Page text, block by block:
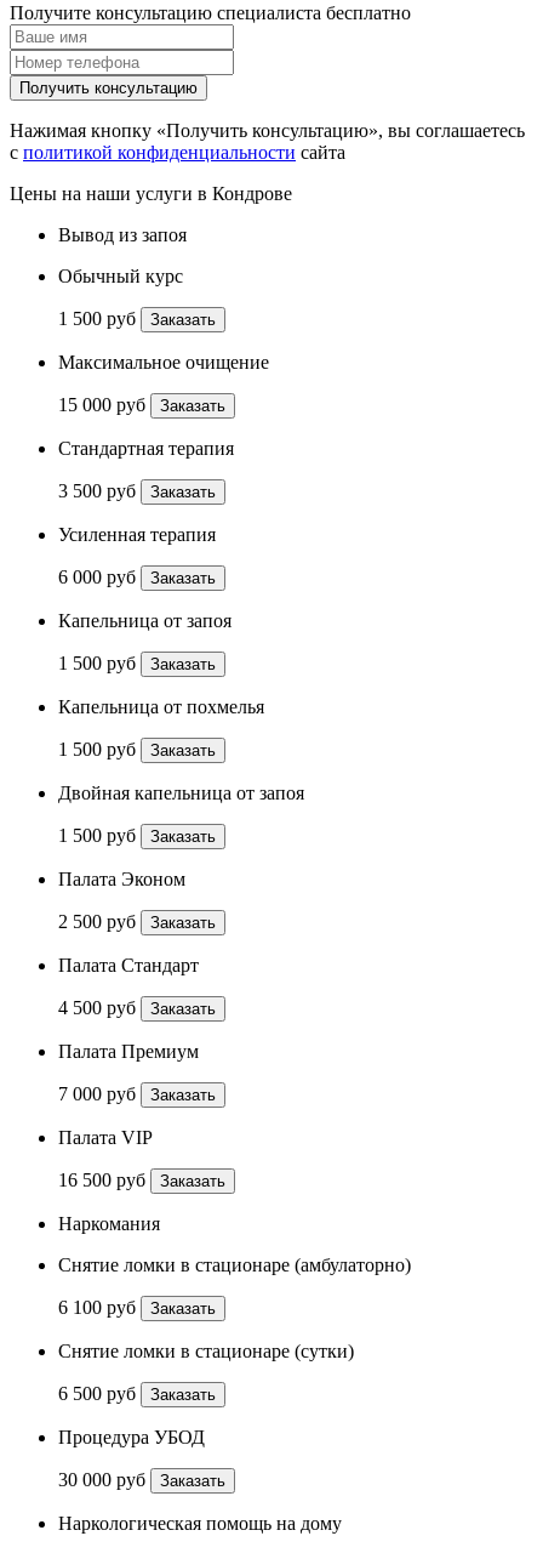
Получите консультацию специалиста бесплатно
Получить консультацию
Нажимая кнопку «Получить консультацию», вы соглашаетесь
с политикой конфиденциальности сайта
Цены на наши услуги в Кондрове
Вывод из запоя
Обычный курс
1 500 руб Заказать
Максимальное очищение
15 000 руб Заказать
Стандартная терапия
3 500 руб Заказать
Усиленная терапия
6 000 руб Заказать
Капельница от запоя
1 500 руб Заказать
Капельница от похмелья
1 500 руб Заказать
Двойная капельница от запоя
1 500 руб Заказать
Палата Эконом
2 500 руб Заказать
Палата Стандарт
4 500 руб Заказать
Палата Премиум
7 000 руб Заказать
Палата VIP
16 500 руб Заказать
Наркомания
Снятие ломки в стационаре (амбулаторно)
6 100 руб Заказать
Снятие ломки в стационаре (сутки)
6 500 руб Заказать
Процедура УБОД
30 000 руб Заказать
Наркологическая помощь на дому